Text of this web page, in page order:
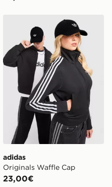
adidas Originals Waffle
adidas
Originals Waffle Cap
23,00€